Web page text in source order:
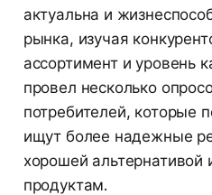
актуальна и
рынка, изучая
ассортимент и уровень
провел несколько
потребителей, которые
ищут более надежные
хорошей
продуктам.